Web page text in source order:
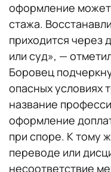
оформление может
стажа.
приходится через
или суд», —
Боровец
опасных условиях
название
оформление
при споре. К тому
переводе или
несоответствие